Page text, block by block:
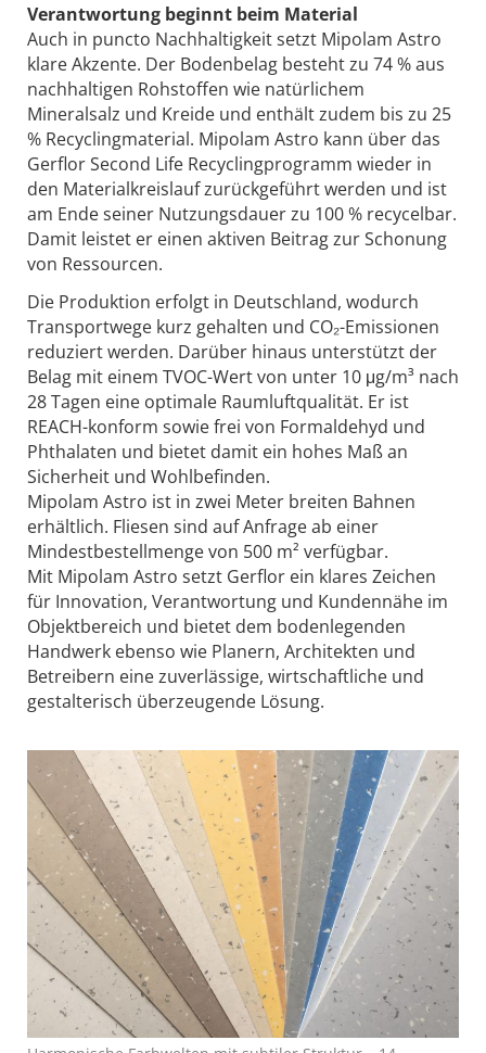
Verantwortung beginnt beim Material
Auch in puncto Nachhaltigkeit setzt Mipolam Astro
klare Akzente. Der Bodenbelag besteht zu 74 % aus
nachhaltigen Rohstoffen wie natürlichem
Mineralsalz und Kreide und enthält zudem bis zu 25
% Recyclingmaterial. Mipolam Astro kann über das
Gerflor Second Life Recyclingprogramm wieder in
den Materialkreislauf zurückgeführt werden und ist
am Ende seiner Nutzungsdauer zu 100 % recycelbar.
Damit leistet er einen aktiven Beitrag zur Schonung
von Ressourcen.
Die Produktion erfolgt in Deutschland, wodurch
Transportwege kurz gehalten und CO₂-Emissionen
reduziert werden. Darüber hinaus unterstützt der
Belag mit einem TVOC-Wert von unter 10 μg/m³ nach
28 Tagen eine optimale Raumluftqualität. Er ist
REACH-konform sowie frei von Formaldehyd und
Phthalaten und bietet damit ein hohes Maß an
Sicherheit und Wohlbefinden.
Mipolam Astro ist in zwei Meter breiten Bahnen
erhältlich. Fliesen sind auf Anfrage ab einer
Mindestbestellmenge von 500 m² verfügbar.
Mit Mipolam Astro setzt Gerflor ein klares Zeichen
für Innovation, Verantwortung und Kundennähe im
Objektbereich und bietet dem bodenlegenden
Handwerk ebenso wie Planern, Architekten und
Betreibern eine zuverlässige, wirtschaftliche und
gestalterisch überzeugende Lösung.